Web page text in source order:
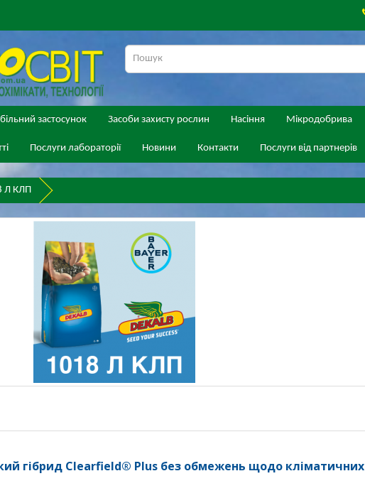
застосунок Засоби захисту рослин Насіння Мікродобрива
Послуги лабораторії Новини Контакти Послуги від партнерів
Л КЛП
гібрид Clearfield® Plus без обмежень щодо кліматичних